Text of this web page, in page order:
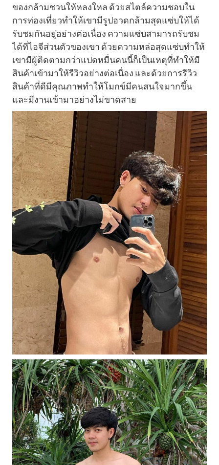
ของกล้ามชวนให้หลงใหล ด้วยสไตล์ความชอบใน
การท่องเที่ยวทำให้เขามีรูปอวดกล้ามสุดแซ่บให้ได้
รับชมกันอยู่อย่างต่อเนื่อง ความแซ่บสามารถรับชม
ได้ที่ไอจีส่วนตัวของเขา ด้วยความหล่อสุดแซ่บทำให้
เขามีผู้ติดตามกว่าแปดหมื่นคนนี้ก็เป็นเหตุที่ทำให้มี
สินค้าเข้ามาให้รีวิวอย่างต่อเนื่อง และด้วยการรีวิว
สินค้าที่ดีมีคุณภาพทำให้โมกข์มีคนสนใจมากขึ้น
และมีงานเข้ามาอย่างไม่ขาดสาย